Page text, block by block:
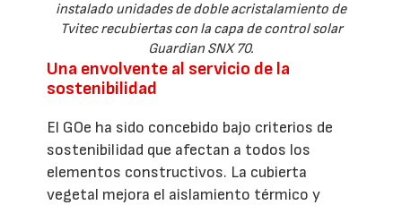
instalado unidades de doble acristalamiento de
Tvitec recubiertas con la capa de control solar
Guardian SNX 70.
Una envolvente al servicio de la
sostenibilidad
El GOe ha sido concebido bajo criterios de
sostenibilidad que afectan a todos los
elementos constructivos. La cubierta
vegetal mejora el aislamiento térmico y